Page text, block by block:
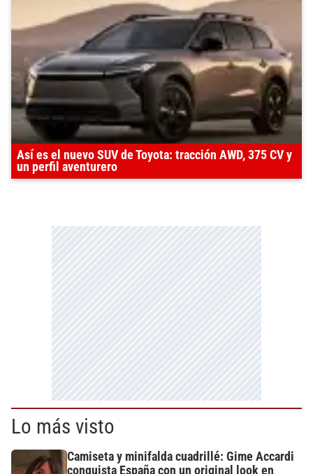
Así es el nuevo SUV de Toyota: tracción AWD, 375 CV y
un perfil aventurero
Lo más visto
Camiseta y minifalda cuadrillé: Gime Accardi
conquista España con un original look en